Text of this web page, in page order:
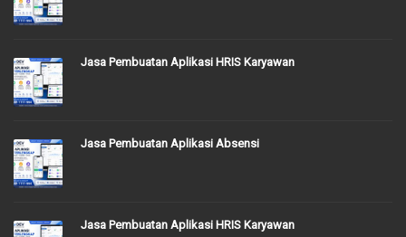
Jasa Pembuatan Aplikasi HRIS Karyawan
Jasa Pembuatan Aplikasi Absensi
Jasa Pembuatan Aplikasi HRIS Karyawan